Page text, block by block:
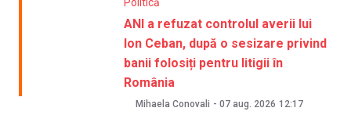
ANI a refuzat controlul averii lui
Ion Ceban, după o sesizare privind
banii folosiți pentru litigii în
România
Mihaela Conovali - 07 aug. 2026 12:17